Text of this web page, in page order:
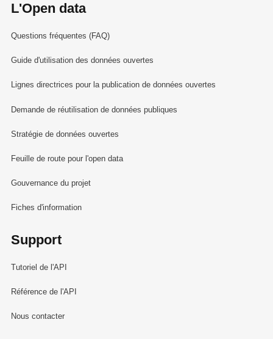
L'Open data
Questions fréquentes (FAQ)
Guide d'utilisation des données ouvertes
Lignes directrices pour la publication de données ouvertes
Demande de réutilisation de données publiques
Stratégie de données ouvertes
Feuille de route pour l'open data
Gouvernance du projet
Fiches d'information
Support
Tutoriel de l'API
Référence de l'API
Nous contacter